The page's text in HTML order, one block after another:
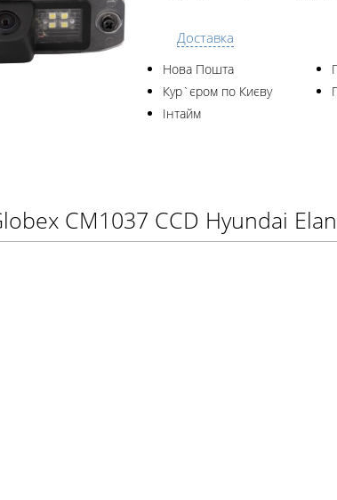
Доставка
Нова Пошта
Кур`єром по Києву
Інтайм
CM1037 CCD Hyundai